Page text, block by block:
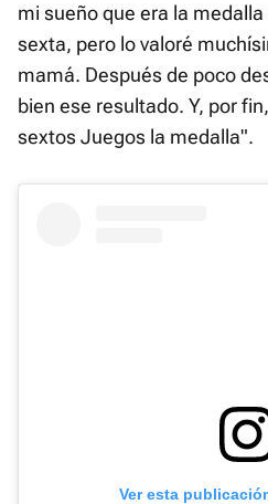
mi sueño que era la
sexta, pero lo valoré
mamá. Después de poco
bien ese resultado. Y, por
sextos Juegos la medalla".
Ver esta